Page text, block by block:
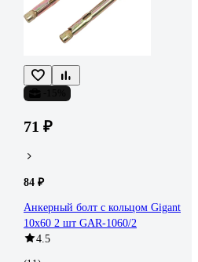
71 ₽
84 ₽
Анкерный болт с кольцом Gigant
10x60 2 шт GAR-1060/2
4.5